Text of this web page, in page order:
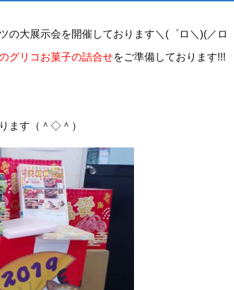
の大展示会を開催しております＼(゜ロ＼)(／ロ
グリコお菓子の詰合せをご準備しております!!!
ます（＾◇＾）